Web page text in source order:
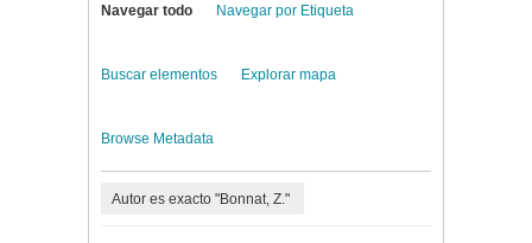
Navegar todo Navegar por Etiqueta
Buscar elementos Explorar mapa
Browse Metadata
Autor es exacto "Bonnat, Z."